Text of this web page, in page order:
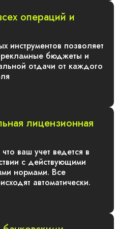
операций и
инструментов позволяет
рекламные бюджеты и
отдачи от каждого
лицензионная
ваш учет ведется в
с действующими
нормами. Все
автоматически.